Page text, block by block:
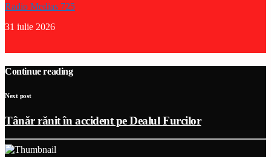
Radio Medias 725
31 iulie 2026
Continue reading
Next post
Tânăr rănit în accident pe Dealul Furcilor